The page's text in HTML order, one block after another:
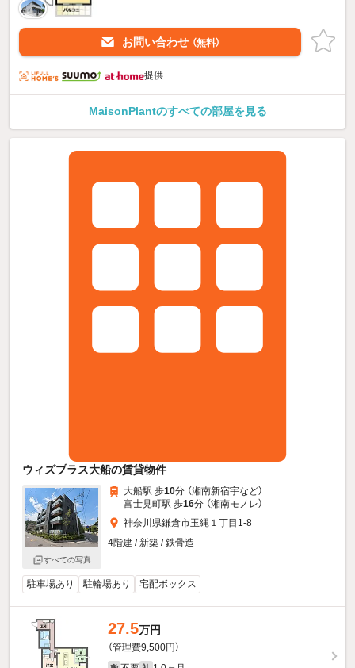
お問い合わせ （無料）
提供
MaisonPlantのすべての部屋を見る
ウィズプラス大船の賃貸物件
すべての写真
大船駅 歩10分 （湘南新宿宇など）
富士見町駅 歩16分 （湘南モノレ）
神奈川県鎌倉市玉縄１丁目1-8
4階建 / 新築 / 鉄骨造
駐車場あり 駐輪場あり 宅配ボックス
27.5万円
（管理費9,500円）